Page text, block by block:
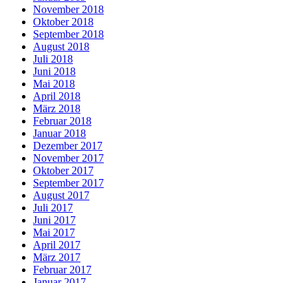
November 2018
Oktober 2018
September 2018
August 2018
Juli 2018
Juni 2018
Mai 2018
April 2018
März 2018
Februar 2018
Januar 2018
Dezember 2017
November 2017
Oktober 2017
September 2017
August 2017
Juli 2017
Juni 2017
Mai 2017
April 2017
März 2017
Februar 2017